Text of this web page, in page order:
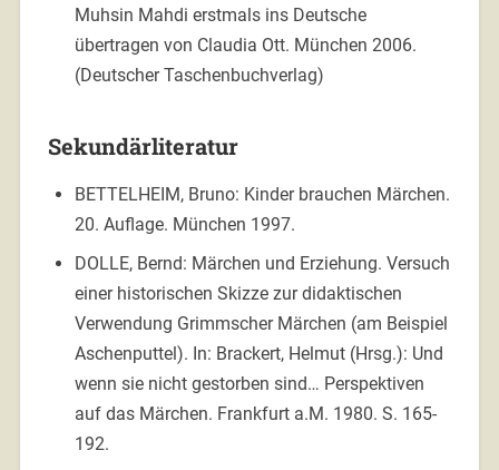
Muhsin Mahdi erstmals ins Deutsche
übertragen von Claudia Ott. München 2006.
(Deutscher Taschenbuchverlag)
Sekundärliteratur
BETTELHEIM, Bruno: Kinder brauchen Märchen.
20. Auflage. München 1997.
DOLLE, Bernd: Märchen und Erziehung. Versuch
einer historischen Skizze zur didaktischen
Verwendung Grimmscher Märchen (am Beispiel
Aschenputtel). In: Brackert, Helmut (Hrsg.): Und
wenn sie nicht gestorben sind… Perspektiven
auf das Märchen. Frankfurt a.M. 1980. S. 165-
192.